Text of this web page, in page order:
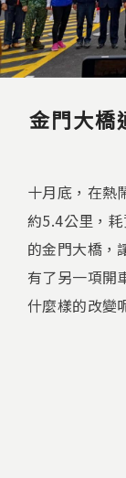
金門大橋
十月底，在熱
約5.4公里，
的金門大橋，
有了另一項開
什麼樣的改變